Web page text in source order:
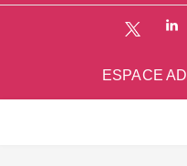
ESPACE AD